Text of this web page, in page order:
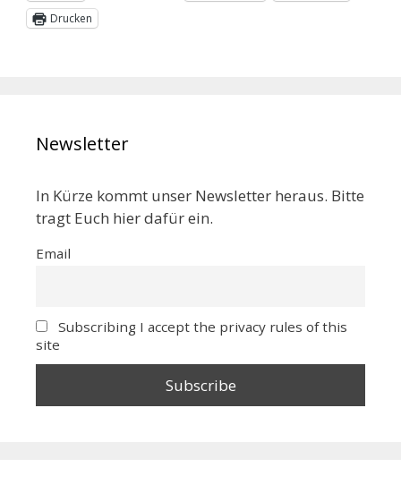
Drucken
Newsletter
In Kürze kommt unser Newsletter heraus. Bitte
tragt Euch hier dafür ein.
Email
Subscribing I accept the privacy rules of this
site